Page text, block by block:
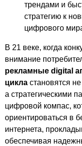
трендами и
стратегию к
цифрового
В 21 веке, когда
внимание
рекламные digital
цикла становятся
а стратегическими
цифровой компас,
ориентироваться в
интернета,
обеспечивая